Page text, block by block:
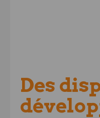
Des